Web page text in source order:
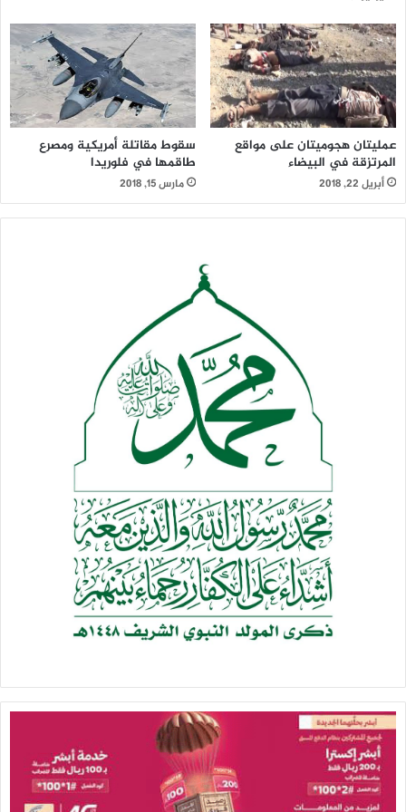
عمليتان هجوميتان على مواقع
المرتزقة في البيضاء
أبريل 22, 2018
سقوط مقاتلة أمريكية ومصرع
طاقمها في فلوريدا
مارس 15, 2018